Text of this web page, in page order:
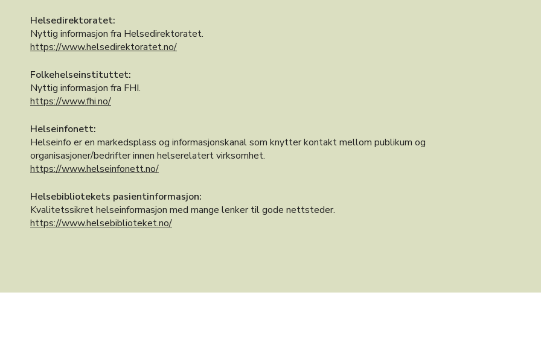
Helsedirektoratet:
Nyttig informasjon fra Helsedirektoratet.
https://www.helsedirektoratet.no/
Folkehelseinstituttet:
Nyttig informasjon fra FHI.
https://www.fhi.no/
Helseinfonett:
Helseinfo er en markedsplass og informasjonskanal som knytter kontakt mellom publikum og
organisasjoner/bedrifter innen helserelatert virksomhet.
https://www.helseinfonett.no/
Helsebibliotekets pasientinformasjon:
Kvalitetssikret helseinformasjon med mange lenker til gode nettsteder.
https://www.helsebiblioteket.no/